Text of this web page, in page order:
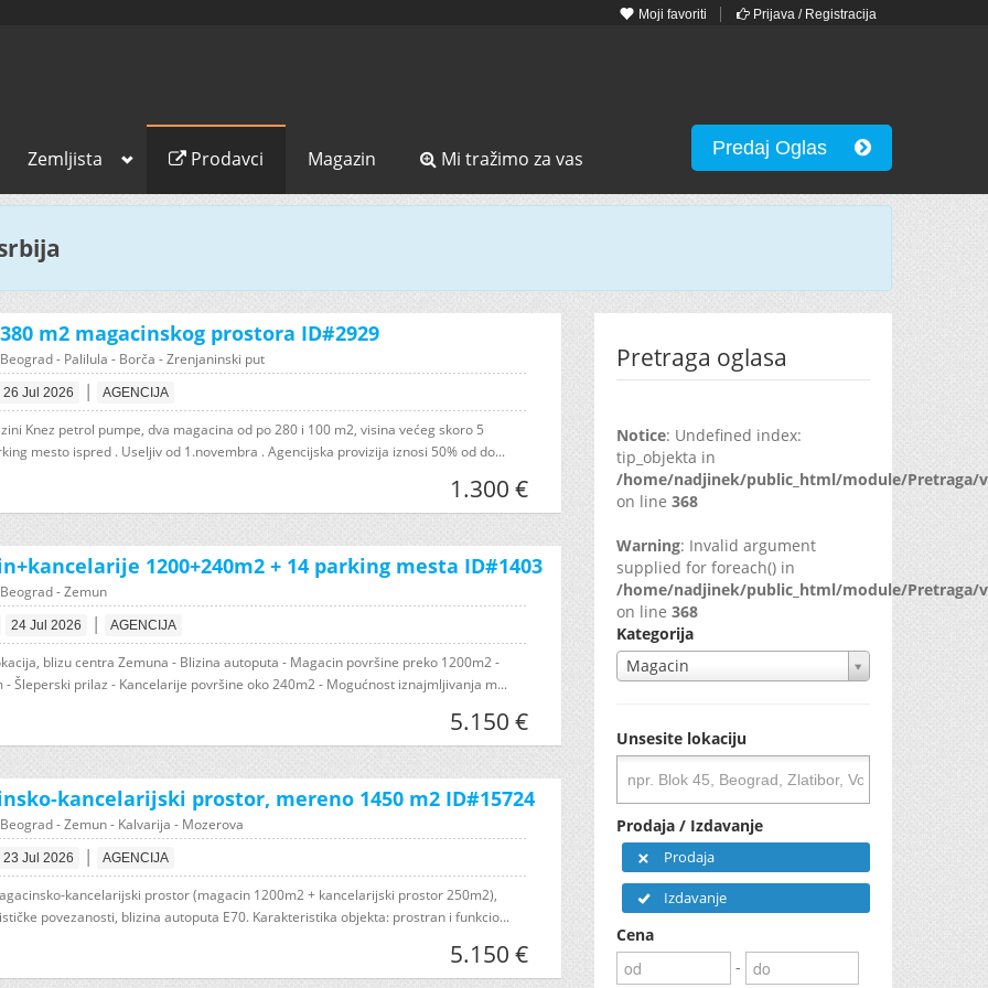
Moji favoriti Prijava / Registracija
Zemljista Prodavci Magazin Mi tražimo za vas Predaj Oglas
m2 magacinskog prostora ID#2929
- Palilula - Borča - Zrenjaninski put
26 Jul 2026 | AGENCIJA
Knez petrol pumpe, dva magacina od po 280 i 100 m2, visina većeg skoro 5
mesto ispred . Useljiv od 1.novembra . Agencijska provizija iznosi 50% od do...
1.300 €
1200+240m2 + 14 parking mesta ID#1403
- Zemun
24 Jul 2026 | AGENCIJA
blizu centra Zemuna - Blizina autoputa - Magacin površine preko 1200m2 -
- Šleperski prilaz - Kancelarije površine oko 240m2 - Mogućnost iznajmljivanja m...
5.150 €
kancelarijski prostor, mereno 1450 m2 ID#15724
- Zemun - Kalvarija - Mozerova
23 Jul 2026 | AGENCIJA
kancelarijski prostor (magacin 1200m2 + kancelarijski prostor 250m2),
povezanosti, blizina autoputa E70. Karakteristika objekta: prostran i funkcio...
5.150 €
Pretraga oglasa
Notice: Undefined index:
tip_objekta in
/home/nadjinek/public_html/module/
on line 368
Warning: Invalid argument
supplied for foreach() in
/home/nadjinek/public_html/module/
on line 368
Kategorija
Magacin
Unsesite lokaciju
Prodaja / Izdavanje
Prodaja
Izdavanje
Cena
-